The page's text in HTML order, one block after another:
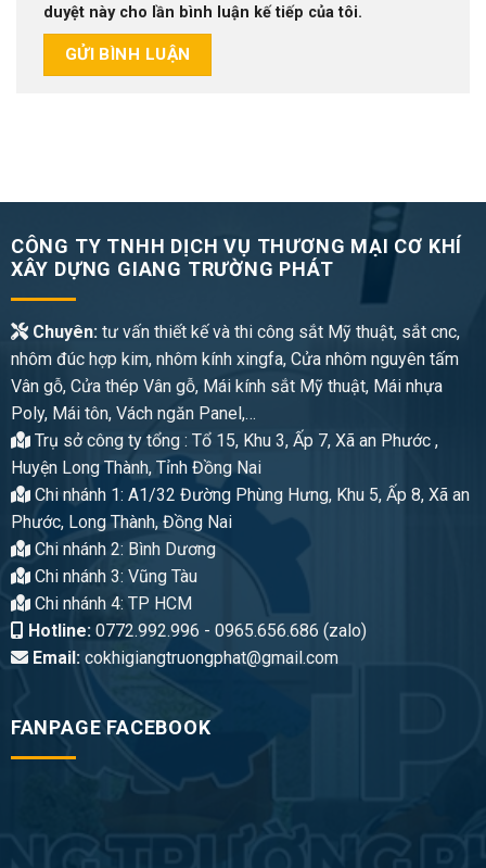
duyệt này cho lần bình luận kế tiếp của tôi.
CÔNG TY TNHH DỊCH VỤ THƯƠNG MẠI CƠ KHÍ
XÂY DỰNG GIANG TRƯỜNG PHÁT
Chuyên:tư vấn thiết kế và thi công sắt Mỹ thuật, sắt cnc,
nhôm đúc hợp kim, nhôm kính xingfa, Cửa nhôm nguyên tấm
Vân gỗ, Cửa thép Vân gỗ, Mái kính sắt Mỹ thuật, Mái nhựa
Poly, Mái tôn, Vách ngăn Panel,…
Trụ sở công ty tổng : Tổ 15, Khu 3, Ấp 7, Xã an Phước ,
Huyện Long Thành, Tỉnh Đồng Nai
Chi nhánh 1: A1/32 Đường Phùng Hưng, Khu 5, Ấp 8, Xã an
Phước, Long Thành, Đồng Nai
Chi nhánh 2: Bình Dương
Chi nhánh 3: Vũng Tàu
Chi nhánh 4: TP HCM
Hotline:0772.992.996 - 0965.656.686 (zalo)
Email:cokhigiangtruongphat@gmail.com
FANPAGE FACEBOOK